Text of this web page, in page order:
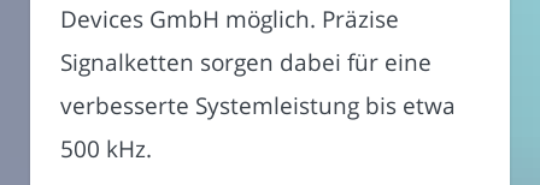
Devices GmbH möglich. Präzise
Signalketten sorgen dabei für eine
verbesserte Systemleistung bis etwa
500 kHz.